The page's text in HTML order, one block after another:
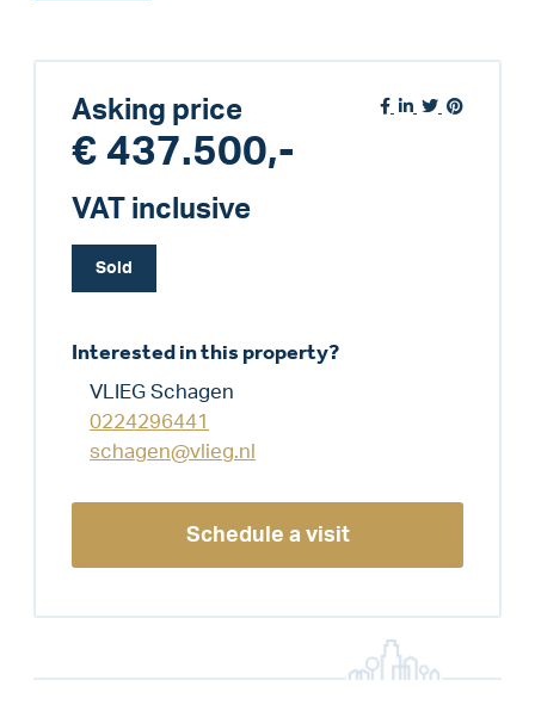
Asking price
€ 437.500,-
VAT inclusive
Sold
Interested in this property?
VLIEG Schagen
0224296441
schagen@vlieg.nl
Schedule a visit